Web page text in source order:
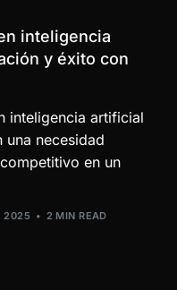
inteligencia
y éxito con
inteligencia artificial
una necesidad
en un
2025 2 MIN READ